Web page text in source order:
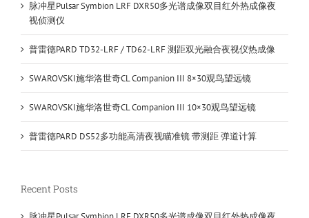
脉冲星Pulsar Symbion LRF DXR50多光谱成像双目红外热成像夜
视侦测仪
普雷德PARD TD32-LRF / TD62-LRF 测距双光融合夜视仪热成像
SWAROVSKI施华洛世奇CL Companion III 8×30观鸟望远镜
SWAROVSKI施华洛世奇CL Companion III 10×30观鸟望远镜
普雷德PARD DS52多功能高清夜视瞄准镜 带测距 弹道计算
Recent Posts